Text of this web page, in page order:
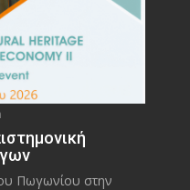
Πωγωνίου στην